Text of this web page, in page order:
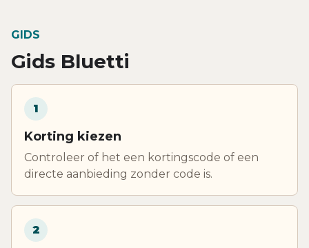
GIDS
Gids Bluetti
1
Korting kiezen
Controleer of het een kortingscode of een
directe aanbieding zonder code is.
2